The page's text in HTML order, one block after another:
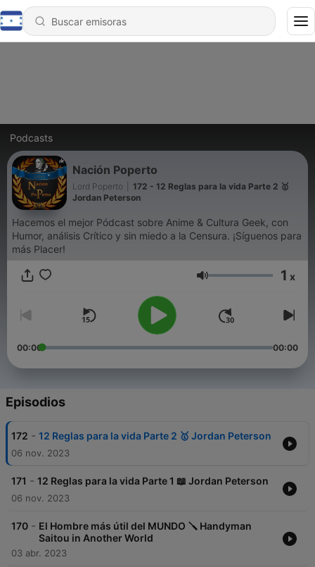
Podcasts
Nación Poperto
Lord Poperto
172 - 12 Reglas para la vida Parte 2 🥇
Jordan Peterson
Hacemos el mejor Pódcast sobre Anime & Cultura Geek, con
Humor, análisis Crítico y sin miedo a la Censura. ¡Síguenos para
más Placer!
Volumen 1 x
00:00 00:00
Episodios
172 - 12 Reglas para la vida Parte 2 🥇 Jordan Peterson
06 nov. 2023
171 - 12 Reglas para la vida Parte 1 📖 Jordan Peterson
06 nov. 2023
170 - El Hombre más útil del MUNDO 🪛 Handyman
Saitou in Another World
03 abr. 2023